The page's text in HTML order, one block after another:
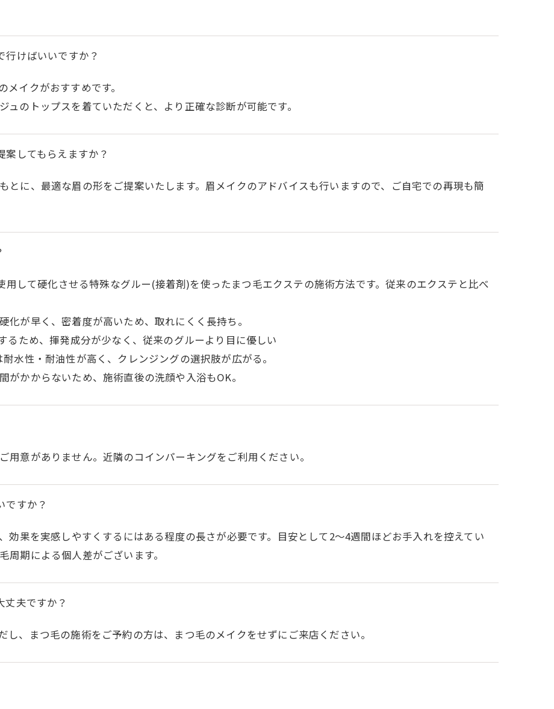
行けばいいですか？
イクがおすすめです。
ュのトップスを着ていただくと、より正確な診断が可能です。
してもらえますか？
とに、最適な眉の形をご提案いたします。眉メイクのアドバイスも行いますので、ご自宅での再現も簡
用して硬化させる特殊なグルー(接着剤)を使ったまつ毛エクステの施術方法です。従来のエクステと比べ
が早く、密着度が高いため、取れにくく長持ち。
ため、揮発成分が少なく、従来のグルーより目に優しい
水性・耐油性が高く、クレンジングの選択肢が広がる。
かからないため、施術直後の洗顔や入浴もOK。
用意がありません。近隣のコインパーキングをご利用ください。
ですか？
効果を実感しやすくするにはある程度の長さが必要です。目安として2～4週間ほどお手入れを控えてい
期による個人差がございます。
丈夫ですか？
し、まつ毛の施術をご予約の方は、まつ毛のメイクをせずにご来店ください。